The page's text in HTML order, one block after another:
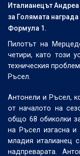
Италианецът
за Голямата
Формула 1.
Пилотът на
четири, като този
техническия
Ръсел.
Антонели и Ръсел,
от началото на
общо 68 обиколки
на Ръсел изгасна
младия италианец
надпреварата.